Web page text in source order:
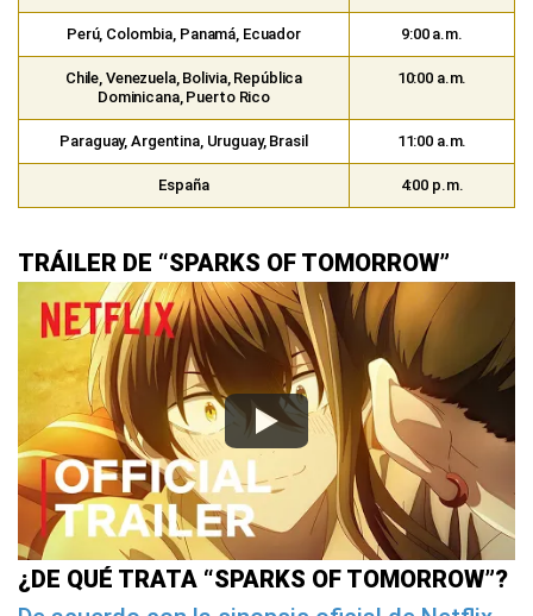
Perú, Colombia, Panamá, Ecuador 9:00 a.m.
Chile, Venezuela, Bolivia, República
Dominicana, Puerto Rico
10:00 a.m.
Paraguay, Argentina, Uruguay, Brasil 11:00 a.m.
España 4:00 p.m.
TRÁILER DE “SPARKS OF TOMORROW”
¿DE QUÉ TRATA “SPARKS OF TOMORROW”?